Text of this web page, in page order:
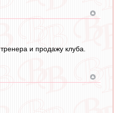
и продажу клуба.